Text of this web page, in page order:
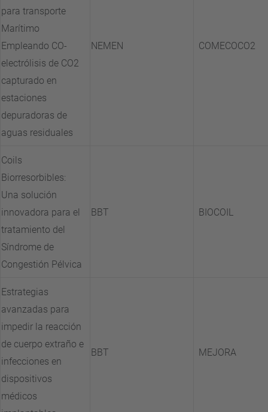
para transporte
Marítimo
Empleando CO-
electrólisis de CO2
capturado en
estaciones
depuradoras de
aguas residuales
NEMEN COMECOCO2
Coils
Biorresorbibles:
Una solución
innovadora para el
tratamiento del
Síndrome de
Congestión Pélvica
BBT BIOCOIL
Estrategias
avanzadas para
impedir la reacción
de cuerpo extraño e
infecciones en
dispositivos
médicos
BBT MEJORA